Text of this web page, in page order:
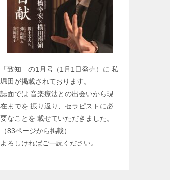
「致知」の1月号（1月1日発売）に 私
堀田が掲載されております。
誌面では 音楽療法との出会いから現
在までを 振り返り、セラピストに必
要なことを 載せていただきました。
（83ページから掲載）
よろしければご一読ください。